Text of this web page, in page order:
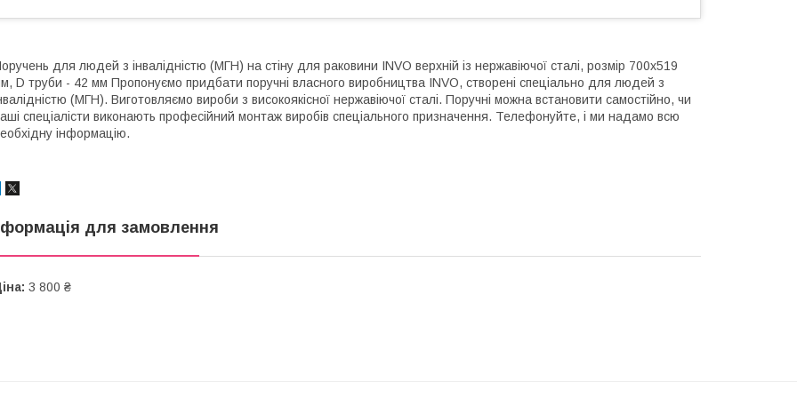
для людей з інвалідністю (МГН) на стіну для раковини INVO верхній із нержавіючої сталі, розмір 700х519
D труби - 42 мм Пропонуємо придбати поручні власного виробництва INVO, створені спеціально для людей з
(МГН). Виготовляємо вироби з високоякісної нержавіючої сталі. Поручні можна встановити самостійно, чи
спеціалісти виконають професійний монтаж виробів спеціального призначення. Телефонуйте, і ми надамо всю
інформацію.
для замовлення
3 800 ₴